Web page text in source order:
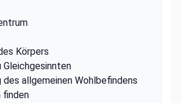
Körpers
Gleichgesinnten
des allgemeinen Wohlbefindens
finden